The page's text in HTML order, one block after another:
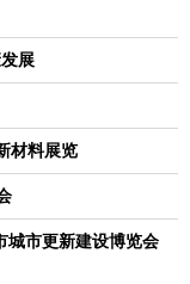
展
材料展览
城市更新建设博览会